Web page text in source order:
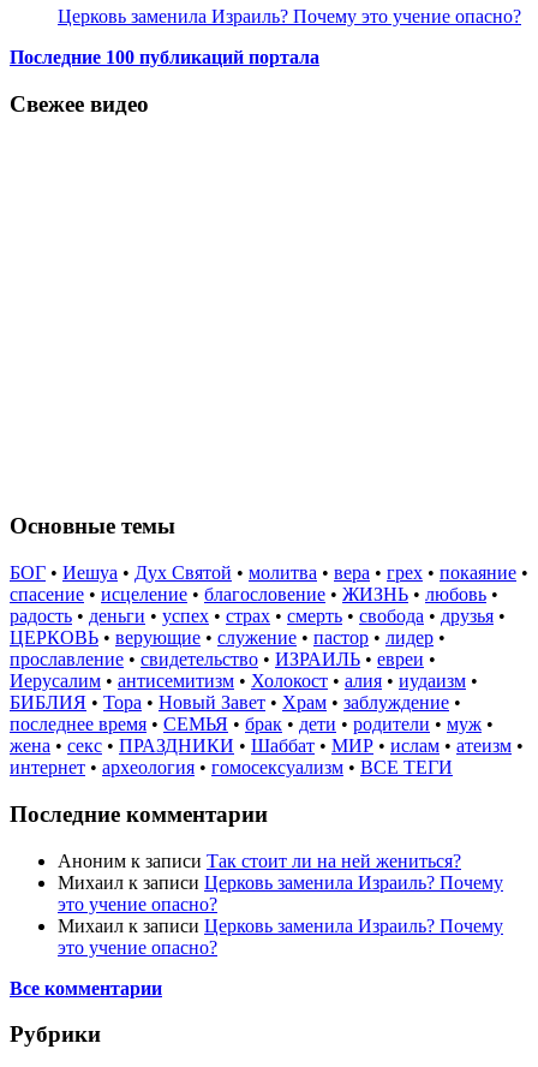
Церковь заменила Израиль? Почему это учение опасно?
Последние 100 публикаций портала
Свежее видео
Основные темы
БОГ • Иешуа • Дух Святой • молитва • вера • грех • покаяние •
спасение • исцеление • благословение • ЖИЗНЬ • любовь •
радость • деньги • успех • страх • смерть • свобода • друзья •
ЦЕРКОВЬ • верующие • служение • пастор • лидер •
прославление • свидетельство • ИЗРАИЛЬ • евреи •
Иерусалим • антисемитизм • Холокост • алия • иудаизм •
БИБЛИЯ • Тора • Новый Завет • Храм • заблуждение •
последнее время • СЕМЬЯ • брак • дети • родители • муж •
жена • секс • ПРАЗДНИКИ • Шаббат • МИР • ислам • атеизм •
интернет • археология • гомосексуализм • ВСЕ ТЕГИ
Последние комментарии
Аноним к записи Так стоит ли на ней жениться?
Михаил к записи Церковь заменила Израиль? Почему
это учение опасно?
Михаил к записи Церковь заменила Израиль? Почему
это учение опасно?
Все комментарии
Рубрики